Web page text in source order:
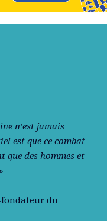
n’est jamais
est que ce combat
des hommes et
fondateur du